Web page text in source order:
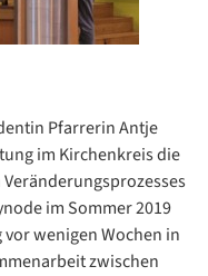
Pfarrerin Antje
im Kirchenkreis die
im Sommer 2019
wenigen Wochen in
zwischen